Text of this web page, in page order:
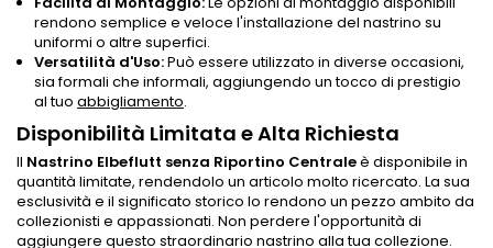
rendono semplice e veloce l'installazione del nastrino su
uniformi o altre superfici.
Versatilità d'Uso:Può essere utilizzato in diverse occasioni,
sia formali che informali, aggiungendo un tocco di prestigio
al tuo abbigliamento.
Disponibilità Limitata e Alta Richiesta
Il Nastrino Elbeflutt senza Riportino Centraleè disponibile in
quantità limitate, rendendolo un articolo molto ricercato. La sua
esclusività e il significato storico lo rendono un pezzo ambito da
collezionisti e appassionati. Non perdere l'opportunità di
aggiungere questo straordinario nastrino alla tua collezione.